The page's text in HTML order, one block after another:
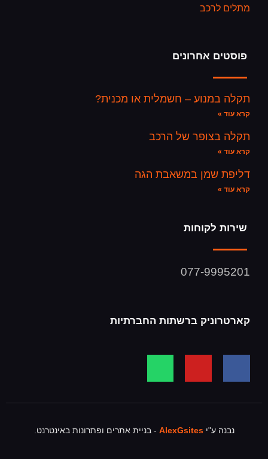
מתלים לרכב
פוסטים אחרונים
תקלה במנוע – חשמלית או מכנית?
קרא עוד »
תקלה בצופר של הרכב
קרא עוד »
דליפת שמן במשאבת הגה
קרא עוד »
שירות לקוחות
077-9995201
קארטרוניק ברשתות החברתיות
נבנה ע"יAlexGsites - בניית אתרים ופתרונות באינטרנט.